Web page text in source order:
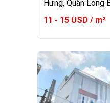
Hưng, Quận Long
11 - 15 USD / m²